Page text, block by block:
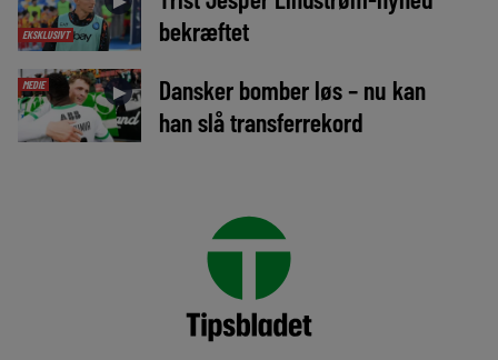
EKSKLUSIVT
bekræftet
MEDIE ►
Dansker bomber løs – nu kan
han slå transferrekord